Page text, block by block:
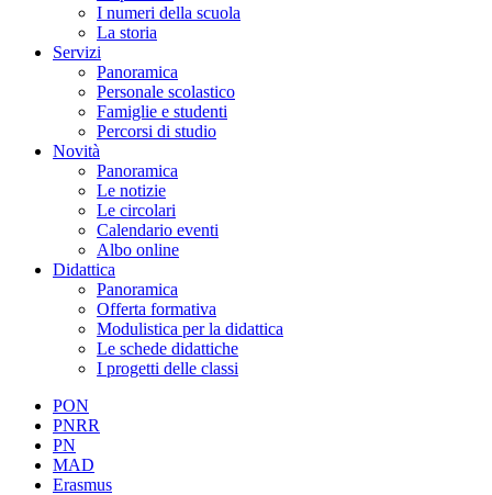
I numeri della scuola
La storia
Servizi
Panoramica
Personale scolastico
Famiglie e studenti
Percorsi di studio
Novità
Panoramica
Le notizie
Le circolari
Calendario eventi
Albo online
Didattica
Panoramica
Offerta formativa
Modulistica per la didattica
Le schede didattiche
I progetti delle classi
PON
PNRR
PN
MAD
Erasmus